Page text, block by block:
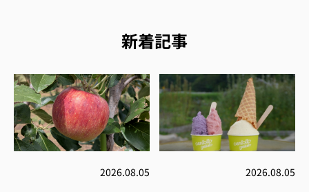
新着記事
2026.08.05 2026.08.05